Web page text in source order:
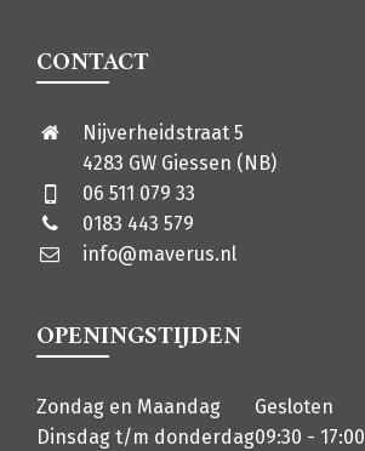
CONTACT
Nijverheidstraat 5
4283 GW Giessen (NB)
06 511 079 33
0183 443 579
info@maverus.nl
OPENINGSTIJDEN
Zondag en Maandag
Gesloten
Dinsdag t/m donderdag09:30 - 17:00